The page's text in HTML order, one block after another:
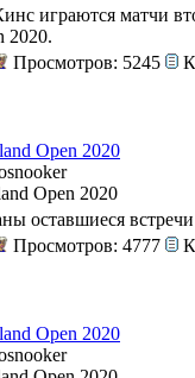
играются матчи
2020.
Просмотров: 5245
Open 2020
Open 2020
оставшиеся
Просмотров: 4777
Open 2020